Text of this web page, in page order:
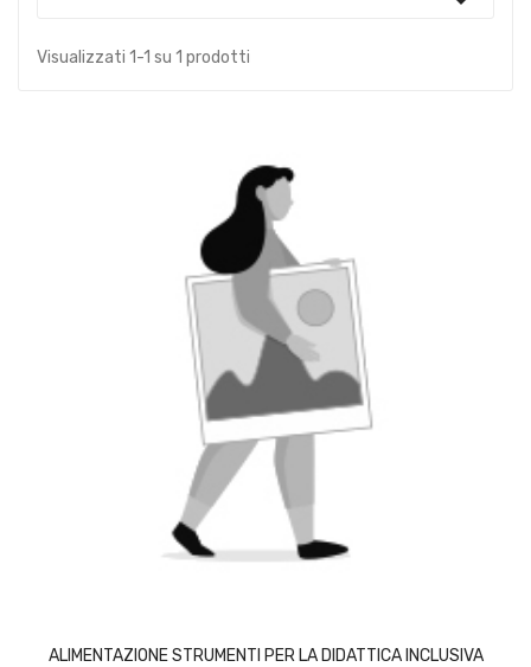
Visualizzati 1-1 su 1 prodotti
ALIMENTAZIONE STRUMENTI PER LA DIDATTICA INCLUSIVA